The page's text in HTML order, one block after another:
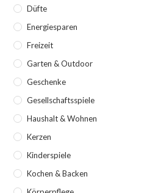
Düfte
Energiesparen
Freizeit
Garten & Outdoor
Geschenke
Gesellschaftsspiele
Haushalt & Wohnen
Kerzen
Kinderspiele
Kochen & Backen